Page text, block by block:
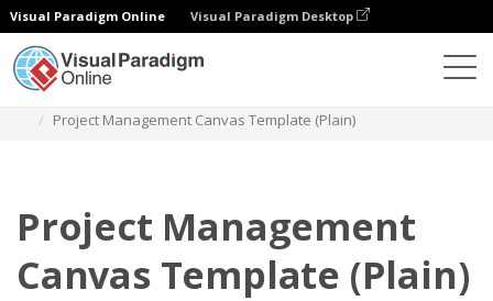
Visual Paradigm Online Visual Paradigm Desktop
Project Management Canvas Template (Plain)
Project Management
Canvas Template (Plain)